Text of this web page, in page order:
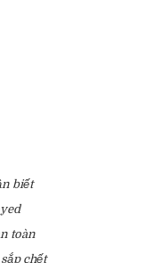
biết
toàn
chết